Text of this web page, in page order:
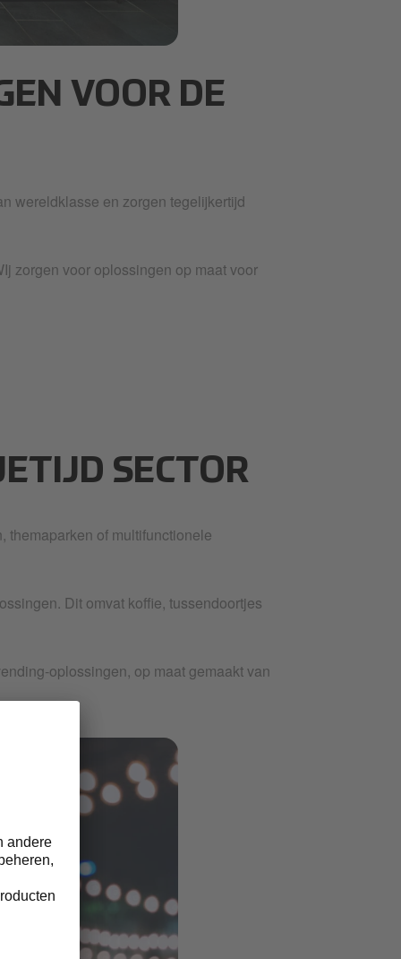
VOOR DE
wereldklasse en zorgen tegelijkertijd
zorgen voor oplossingen op maat voor
SECTOR
themaparken of multifunctionele
Dit omvat koffie, tussendoortjes
oplossingen, op maat gemaakt van